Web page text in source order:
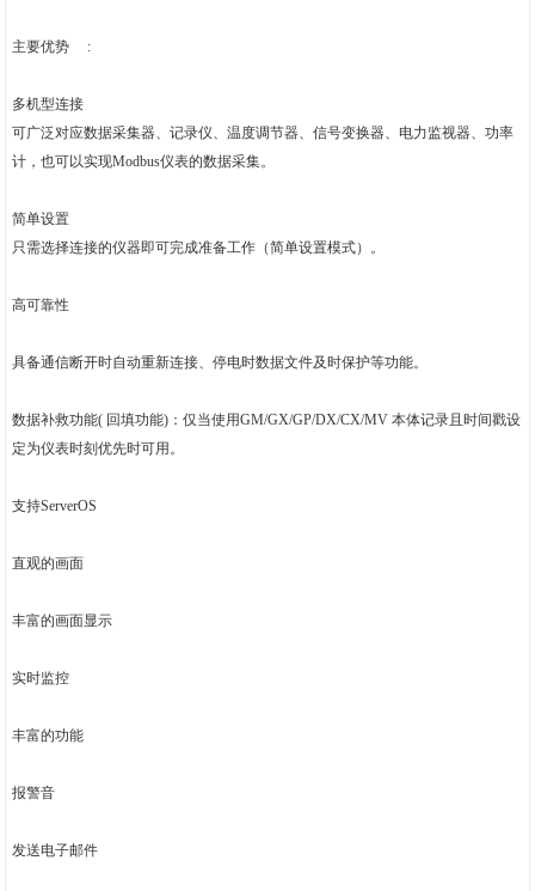
主要优势 :
多机型连接
可广泛对应数据采集器、记录仪、温度调节器、信号变换器、电力监视器、功率
计，也可以实现Modbus仪表的数据采集。
简单设置
只需选择连接的仪器即可完成准备工作（简单设置模式）。
高可靠性
具备通信断开时自动重新连接、停电时数据文件及时保护等功能。
数据补救功能( 回填功能)：仅当使用GM/GX/GP/DX/CX/MV 本体记录且时间戳设
定为仪表时刻优先时可用。
支持ServerOS
直观的画面
丰富的画面显示
实时监控
丰富的功能
报警音
发送电子邮件